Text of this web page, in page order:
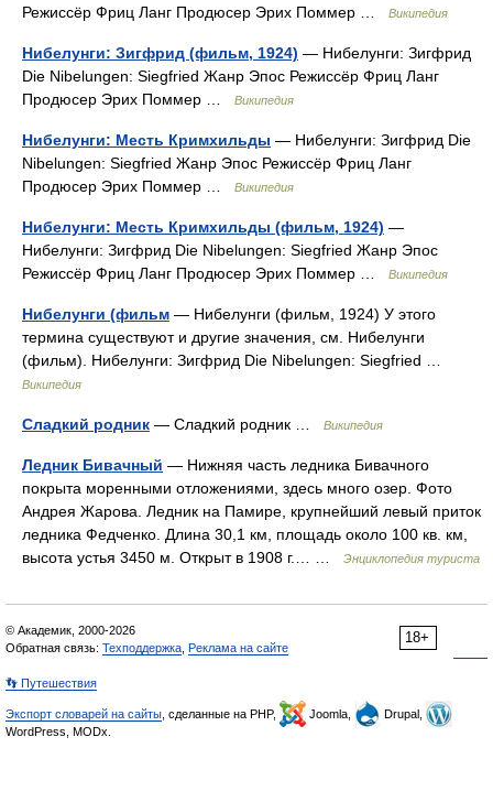
Режиссёр Фриц Ланг Продюсер Эрих Поммер …
Википедия
Нибелунги: Зигфрид (фильм, 1924) — Нибелунги: Зигфрид
Die Nibelungen: Siegfried Жанр Эпос Режиссёр Фриц Ланг
Продюсер Эрих Поммер …
Википедия
Нибелунги: Месть Кримхильды — Нибелунги: Зигфрид Die
Nibelungen: Siegfried Жанр Эпос Режиссёр Фриц Ланг
Продюсер Эрих Поммер …
Википедия
Нибелунги: Месть Кримхильды (фильм, 1924) —
Нибелунги: Зигфрид Die Nibelungen: Siegfried Жанр Эпос
Режиссёр Фриц Ланг Продюсер Эрих Поммер …
Википедия
Нибелунги (фильм — Нибелунги (фильм, 1924) У этого
термина существуют и другие значения, см. Нибелунги
(фильм). Нибелунги: Зигфрид Die Nibelungen: Siegfried …
Википедия
Сладкий родник — Сладкий родник … Википедия
Ледник Бивачный — Нижняя часть ледника Бивачного
покрыта моренными отложениями, здесь много озер. Фото
Андрея Жарова. Ледник на Памире, крупнейший левый приток
ледника Федченко. Длина 30,1 км, площадь около 100 кв. км,
высота устья 3450 м. Открыт в 1908 г.… …
Энциклопедия туриста
18+
© Академик, 2000-2026
Обратная связь: Техподдержка Реклама на сайте
👣 Путешествия
Экспорт словарей на сайты , сделанные на PHP, Joomla,
Drupal,
WordPress, MODx.